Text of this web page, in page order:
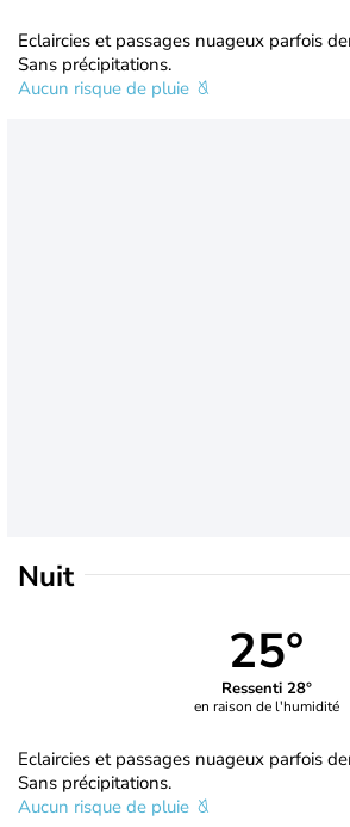
Eclaircies et passages nuageux parfois
Sans précipitations.
Aucun risque de pluie
Nuit
25°
Ressenti 28°
en raison de l'humidité
Eclaircies et passages nuageux parfois
Sans précipitations.
Aucun risque de pluie